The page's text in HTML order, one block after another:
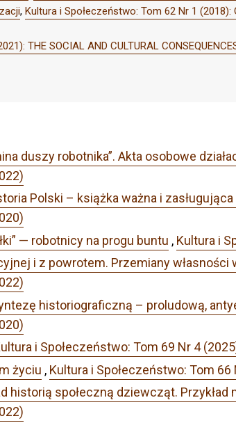
, Kultura i Społeczeństwo: Tom 62 Nr 1 (2018):
THE SOCIAL AND CULTURAL
duszy robotnika”. Akta osobowe
Polski – książka ważna i
— robotnicy na progu buntu , Kultura i
i z powrotem. Przemiany
historiograficzną – proludową,
i Społeczeństwo: Tom 69 Nr 4
życiu , Kultura i Społeczeństwo: Tom 66
historią społeczną dziewcząt.